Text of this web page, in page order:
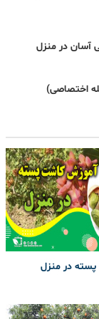
آسان در منزل
اختصاصی)
در منزل